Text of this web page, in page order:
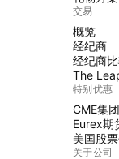
交易
概览
经纪商
经纪商
The
特别优惠
CME集
Eurex期
美国股
关于公司